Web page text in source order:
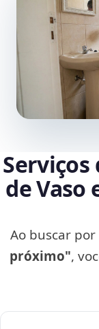
de Vaso
Ao buscar por
próximo",